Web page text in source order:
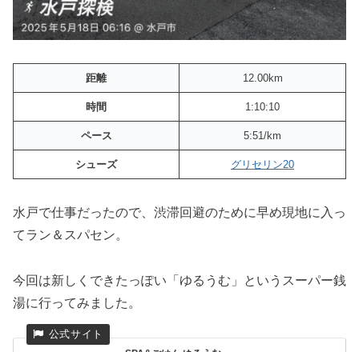
距離 12.00km
時間 1:10:10
ペース 5:51/km
シューズ グリセリン20
水戸で仕事だったので、渋滞回避のために早め現地に入っ
てラン＆スパセン。
今回は新しくできたっぽい「ゆるうむ」というスーパー銭
湯に行ってみました。